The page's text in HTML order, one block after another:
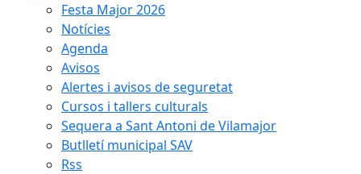
Festa Major 2026
Notícies
Agenda
Avisos
Alertes i avisos de seguretat
Cursos i tallers culturals
Sequera a Sant Antoni de Vilamajor
Butlletí municipal SAV
Rss